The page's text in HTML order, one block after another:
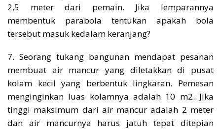
2,5 meter dari pemain. Jika lemparannya
membentuk parabola tentukan apakah bola
tersebut masuk kedalam keranjang?
7. Seorang tukang bangunan mendapat pesanan
membuat air mancur yang diletakkan di pusat
kolam kecil yang berbentuk lingkaran. Pemesan
menginginkan luas kolamnya adalah 10 m2. Jika
tinggi maksimum dari air mancur adalah 2 meter
dan air mancurnya harus jatuh tepat ditepian